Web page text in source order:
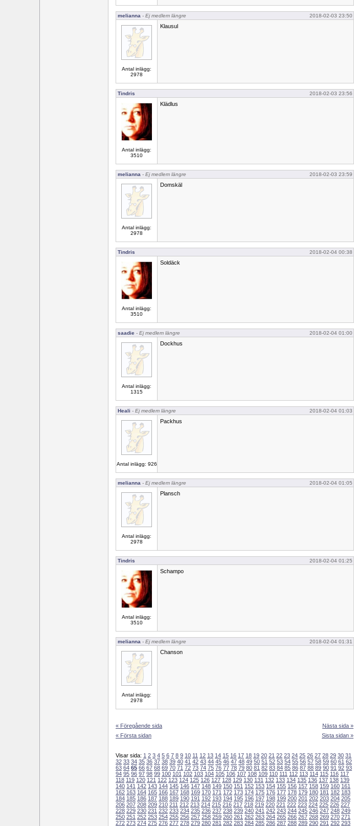
melianna - Ej medlem längre 2018-02-03 23:50
Antal inlägg:
2978
Klausul
Tindris 2018-02-03 23:56
Antal inlägg:
3510
Klädlus
melianna - Ej medlem längre 2018-02-03 23:59
Antal inlägg:
2978
Domskäl
Tindris 2018-02-04 00:38
Antal inlägg:
3510
Soldäck
saadie - Ej medlem längre 2018-02-04 01:00
Antal inlägg:
1315
Dockhus
Heali - Ej medlem längre 2018-02-04 01:03
Antal inlägg: 926
Packhus
melianna - Ej medlem längre 2018-02-04 01:05
Antal inlägg:
2978
Plansch
Tindris 2018-02-04 01:25
Antal inlägg:
3510
Schampo
melianna - Ej medlem längre 2018-02-04 01:31
Antal inlägg:
2978
Chanson
« Föregående sida
« Första sidan
Nästa sida »
Sista sidan »
Visar sida: 1 2 3 4 5 6 7 8 9 10 11 12 13 14 15 16 17 18 19 20 21 22 23 24 25 26 27 28 29 30 31
32 33 34 35 36 37 38 39 40 41 42 43 44 45 46 47 48 49 50 51 52 53 54 55 56 57 58 59 60 61 62
63 64 65 66 67 68 69 70 71 72 73 74 75 76 77 78 79 80 81 82 83 84 85 86 87 88 89 90 91 92 93
94 95 96 97 98 99 100 101 102 103 104 105 106 107 108 109 110 111 112 113 114 115 116 117
118 119 120 121 122 123 124 125 126 127 128 129 130 131 132 133 134 135 136 137 138 139
140 141 142 143 144 145 146 147 148 149 150 151 152 153 154 155 156 157 158 159 160 161
162 163 164 165 166 167 168 169 170 171 172 173 174 175 176 177 178 179 180 181 182 183
184 185 186 187 188 189 190 191 192 193 194 195 196 197 198 199 200 201 202 203 204 205
206 207 208 209 210 211 212 213 214 215 216 217 218 219 220 221 222 223 224 225 226 227
228 229 230 231 232 233 234 235 236 237 238 239 240 241 242 243 244 245 246 247 248 249
250 251 252 253 254 255 256 257 258 259 260 261 262 263 264 265 266 267 268 269 270 271
272 273 274 275 276 277 278 279 280 281 282 283 284 285 286 287 288 289 290 291 292 293